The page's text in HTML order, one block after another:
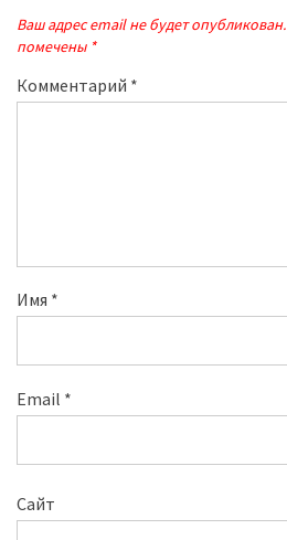
Ваш адрес email не будет опубликован.
помечены *
Комментарий *
Имя *
Email *
Сайт